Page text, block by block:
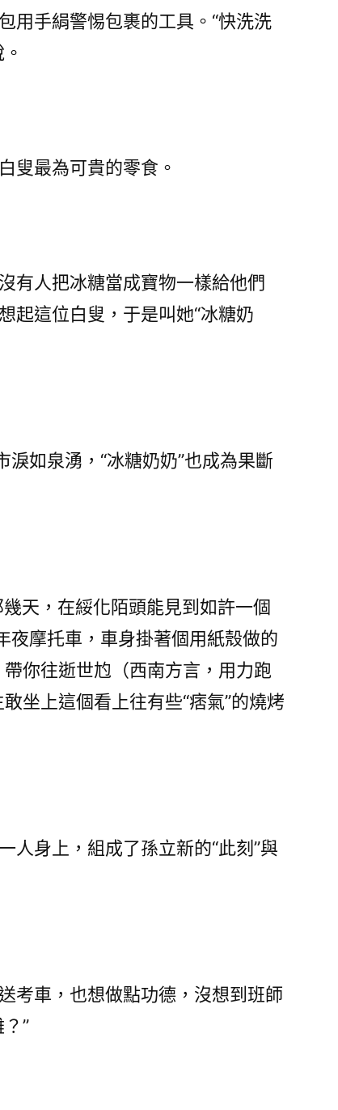
用手絹警惕包裹的工具。“快洗洗
最為可貴的零食。
人把冰糖當成寶物一樣給他們
起這位白叟，于是叫她“冰糖奶
如泉湧，“冰糖奶奶”也成為果斷
，在綏化陌頭能見到如許一個
夜摩托車，車身掛著個用紙殼做的
你往逝世尥（西南方言，用力跑
坐上這個看上往有些“痞氣”的燒烤
身上，組成了孫立新的“此刻”與
車，也想做點功德，沒想到班師
”